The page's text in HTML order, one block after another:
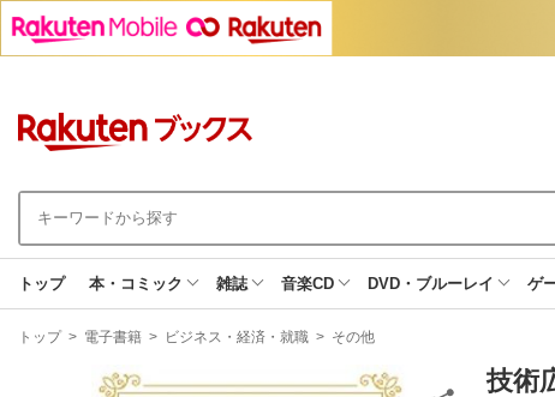
トップ 本・コミック 雑誌 音楽CD DVD・ブルーレイ ゲ
現
トップ > 電子書籍 > ビジネス・経済・就職 > その他
技術